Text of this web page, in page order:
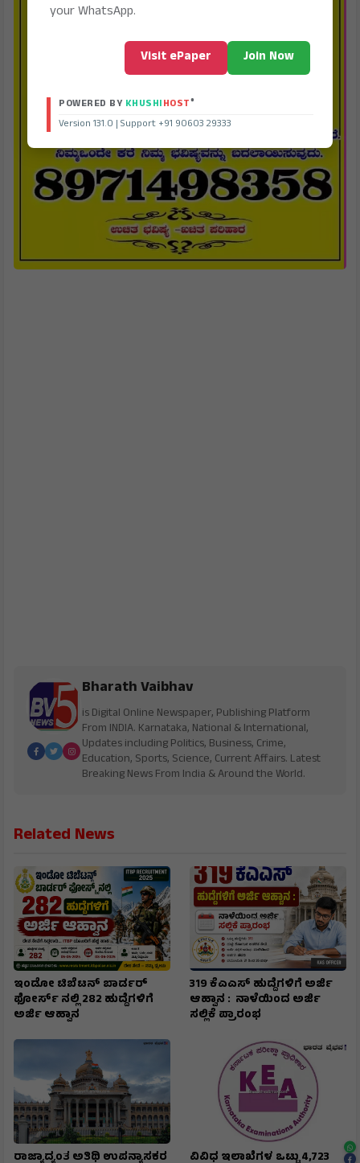
Bharath Vaibhav
is Digital Online Newspaper, Publishing Platform
From INDIA. Karnataka, National & International,
Updates including Politics, Business, Crime,
Education, Sports, Science, Current Affairs. Latest
Breaking News From India & Around the World.
Related News
ಇಂಡೋ ಟಿಬೆಟನ್‌ ಬಾರ್ಡರ್‌
ಫೋರ್ಸ್‌ ನಲ್ಲಿ 282 ಹುದ್ದೆಗಳಿಗೆ
ಅರ್ಜಿ ಆಹ್ವಾನ
319 ಕೆಎಎಸ್ ಹುದ್ದೆಗಳಿಗೆ ಅರ್ಜಿ
ಆಹ್ವಾನ : ನಾಳೆಯಿಂದ ಅರ್ಜಿ
ಸಲ್ಲಿಕೆ ಪ್ರಾರಂಭ
ರಾಜ್ಯಾದ್ಯಂತ ಅತಿಥಿ ಉಪನ್ಯಾಸಕರ
ವಿವಿಧ ಇಲಾಖೆಗಳ ಒಟ್ಟು 4,723
your WhatsApp.
Visit ePaper Join Now
POWERED BY KHUSHIHOST®
Version 131.0 | Support +91 90603 29333